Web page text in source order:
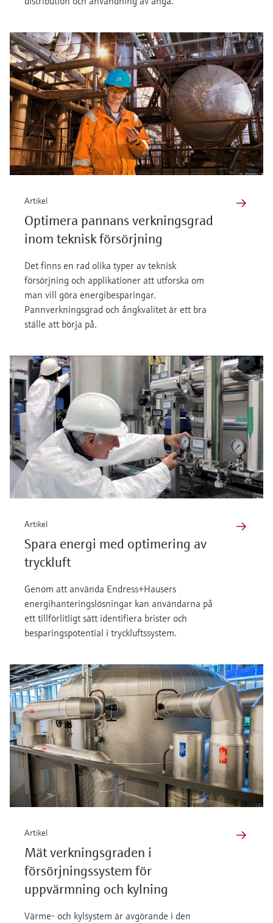
Artikel
Optimera pannans verkningsgrad
inom teknisk försörjning
Det finns en rad olika typer av teknisk
försörjning och applikationer att utforska om
man vill göra energibesparingar.
Pannverkningsgrad och ångkvalitet är ett bra
ställe att börja på.
Artikel
Spara energi med optimering av
tryckluft
Genom att använda Endress+Hausers
energihanteringslösningar kan användarna på
ett tillförlitligt sätt identifiera brister och
besparingspotential i tryckluftssystem.
Artikel
Mät verkningsgraden i
försörjningssystem för
uppvärmning och kylning
Värme- och kylsystem är avgörande i den